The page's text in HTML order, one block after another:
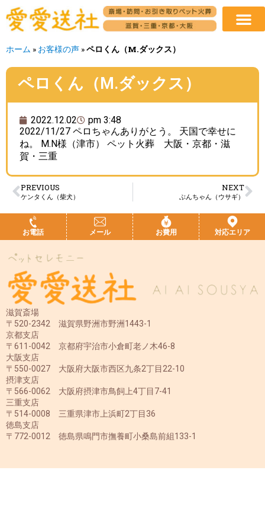
ホーム » お客様の声 »ペロくん（M.ダックス）
ペロくん（M.ダックス）
2022.12.02
pm 3:48
2022/11/27 ペロちゃんありがとう。 天国で幸せに
ね。 M.N様（津市） ペット火葬 大阪・京都・滋
賀・三重
PREVIOUS
ケンタくん（柴犬）
NEXT
ぶんちゃん（ウサギ）
お電話 メール お費用 対応エリア
滋賀斎場
〒520-2342 滋賀県野洲市野洲1443-1
京都支店
〒611-0042 京都府宇治市小倉町老ノ木46-8
大阪支店
〒550-0027 大阪府大阪市西区九条2丁目22-10
摂津支店
〒566-0062 大阪府摂津市鳥飼上4丁目7-41
三重支店
〒514-0008 三重県津市上浜町2丁目36
徳島支店
〒772-0012 徳島県鳴門市撫養町小桑島前組133-1